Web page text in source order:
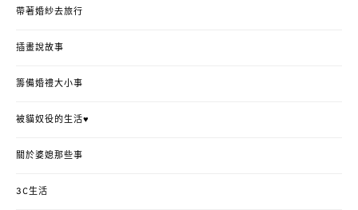
帶著婚紗去旅行
插畫說故事
籌備婚禮大小事
被貓奴役的生活♥
關於婆媳那些事
3C生活